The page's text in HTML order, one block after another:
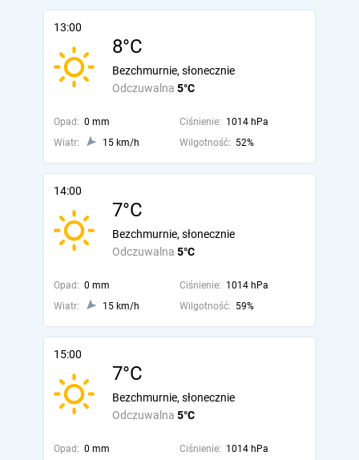
13:00
8°C
Odczuwalna 5°C
Bezchmurnie, słonecznie
Opad: 0 mm Ciśnienie: 1014 hPa
Wiatr:
15 km/h Wilgotność: 52%
14:00
7°C
Odczuwalna 5°C
Bezchmurnie, słonecznie
Opad: 0 mm Ciśnienie: 1014 hPa
Wiatr:
15 km/h Wilgotność: 59%
15:00
7°C
Odczuwalna 5°C
Bezchmurnie, słonecznie
Opad: 0 mm Ciśnienie: 1014 hPa